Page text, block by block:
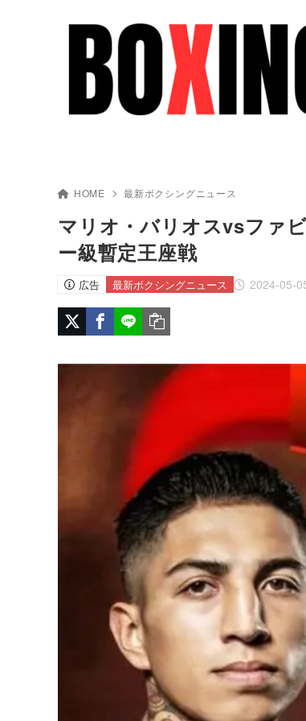
HOME 最新ボクシングニュース
マリオ・バリオスvsファ
ー級暫定王座戦
広告 2024-05-
最新ボクシングニュース